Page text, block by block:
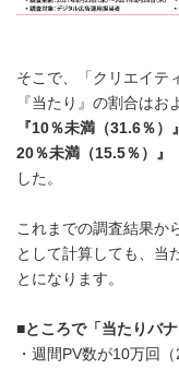
そこで、「クリエイテ
『当たり』の割合はお
『10％未満（31.6％）
20％未満（15.5％）』
した。
これまでの調査結果か
として計算しても、当
とになります。
■ところで「当たりバ
・週間PV数が10万回